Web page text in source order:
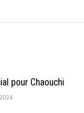
pour Chaouchi